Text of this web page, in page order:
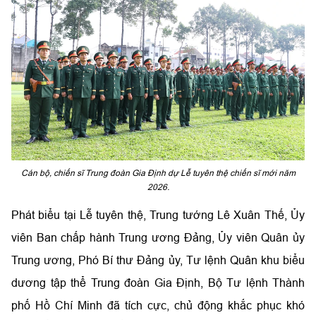
Cán bộ, chiến sĩ Trung đoàn Gia Định dự Lễ tuyên thệ chiến sĩ mới năm
2026.
Phát biểu tại Lễ tuyên thệ, Trung tướng Lê Xuân Thế, Ủy
viên Ban chấp hành Trung ương Đảng, Ủy viên Quân ủy
Trung ương, Phó Bí thư Đảng ủy, Tư lệnh Quân khu biểu
dương tập thể Trung đoàn Gia Định, Bộ Tư lệnh Thành
phố Hồ Chí Minh đã tích cực, chủ động khắc phục khó